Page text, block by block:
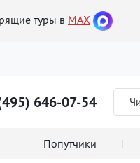
туры в MAX
646-07-54
Попутчики